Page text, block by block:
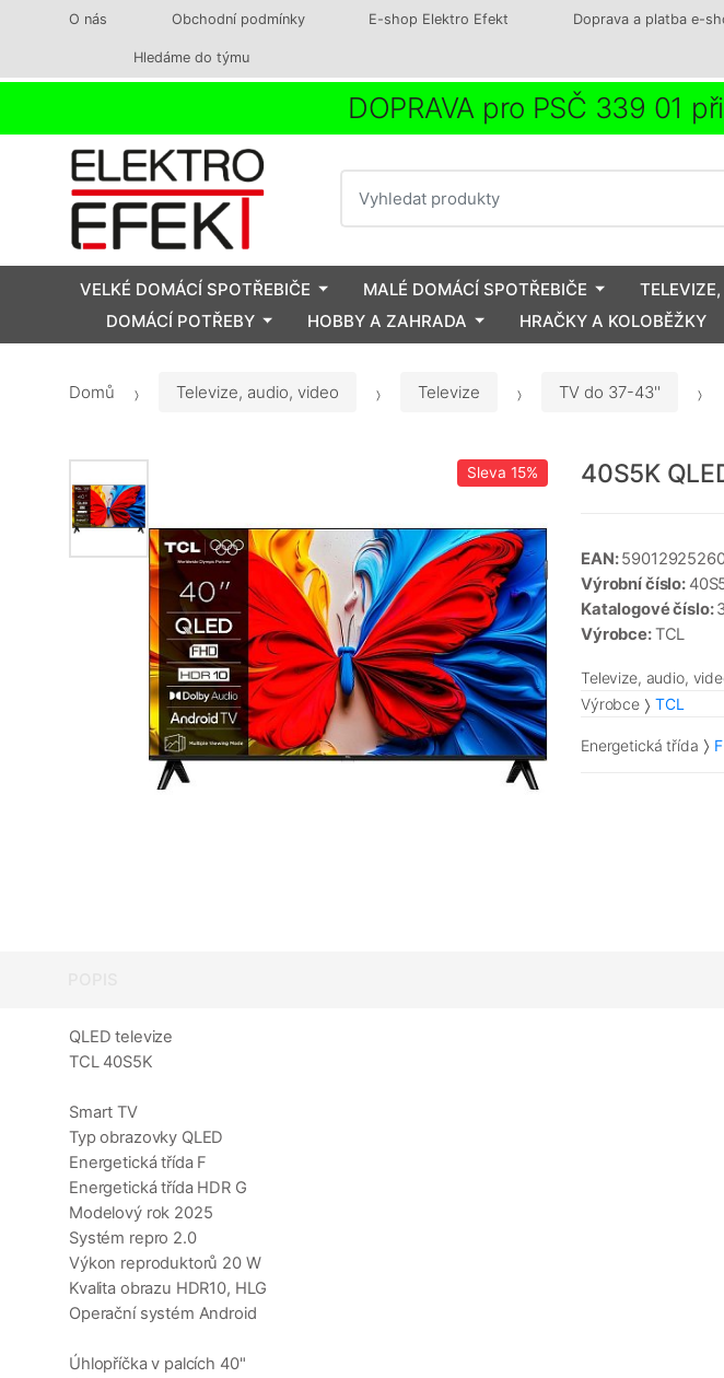
O nás Obchodní podmínky E-shop Elektro Efekt Doprava a platba e-
Hledáme do týmu
DOPRAVA pro PSČ 339 01
VELKÉ DOMÁCÍ SPOTŘEBIČE MALÉ DOMÁCÍ SPOTŘEBIČE
DOMÁCÍ POTŘEBY
HOBBY A ZAHRADA HRAČKY A KOLOBĚŽKY
Domů Televize, audio, video Televize TV do 37-43''
Sleva 15% 40S5K
EAN:
Výrobní číslo:
Katalogové číslo:
Výrobce:TCL
Televize, audio,
Výrobce
TCL
Energetická třída F
QLED televize
TCL 40S5K
Smart TV
Typ obrazovky QLED
Energetická třída F
Energetická třída HDR G
Modelový rok 2025
Systém repro 2.0
Výkon reproduktorů 20 W
Kvalita obrazu HDR10, HLG
Operační systém Android
Úhlopříčka v palcích 40"